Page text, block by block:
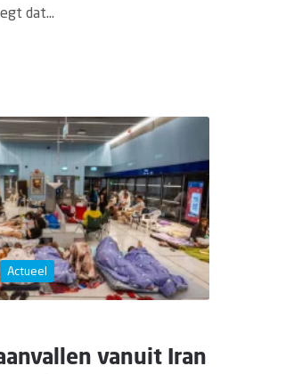
dat...
Actueel
vanuit Iran